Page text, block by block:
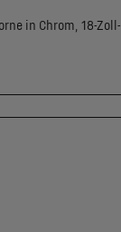
in Chrom, 18-Zoll-